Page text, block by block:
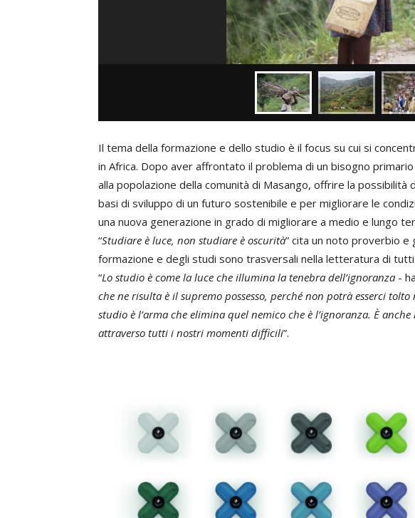
Il tema della formazione e dello studio è il focus su cui si
in Africa. Dopo aver affrontato il problema di un bisogno
alla popolazione della comunità di Masango, offrire la
basi di sviluppo di un futuro sostenibile e per migliorare le
una nuova generazione in grado di migliorare a medio e lungo
“Studiare è luce, non studiare è oscurità” cita un noto proverbio e
formazione e degli studi sono trasversali nella letteratura di tutti
“Lo studio è come la luce che illumina la tenebra dell’ignoranza -
che ne risulta è il supremo possesso, perché non potrà esserci
studio è l’arma che elimina quel nemico che è l’ignoranza. È
attraverso tutti i nostri momenti difficili”.